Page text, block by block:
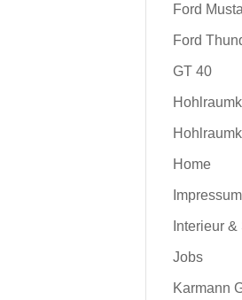
Ford
Ford
GT 40
Home
Impressum
Interieur
Jobs
Karmann